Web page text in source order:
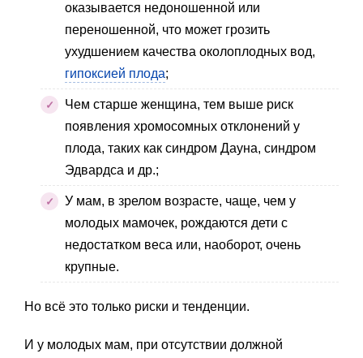
оказывается недоношенной или
переношенной, что может грозить
ухудшением качества околоплодных вод,
гипоксией плода;
Чем старше женщина, тем выше риск
появления хромосомных отклонений у
плода, таких как синдром Дауна, синдром
Эдвардса и др.;
У мам, в зрелом возрасте, чаще, чем у
молодых мамочек, рождаются дети с
недостатком веса или, наоборот, очень
крупные.
Но всё это только риски и тенденции.
И у молодых мам, при отсутствии должной